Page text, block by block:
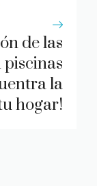
de las
la
hogar!